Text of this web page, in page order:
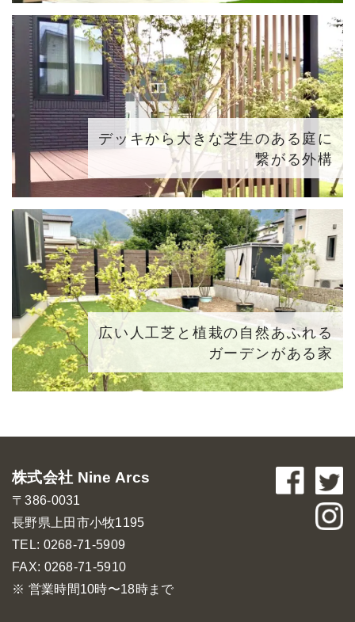
デッキから大きな芝生のある庭に
繋がる外構
広い人工芝と植栽の自然あふれる
ガーデンがある家
株式会社 Nine Arcs
〒386-0031
長野県上田市小牧1195
TEL: 0268-71-5909
FAX: 0268-71-5910
※ 営業時間10時〜18時まで